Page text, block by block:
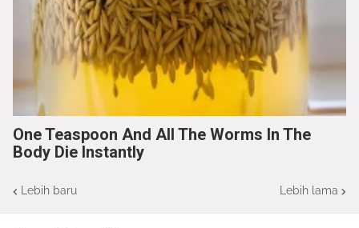
One Teaspoon And All The Worms In The
Body Die Instantly
Lebih baru Lebih lama